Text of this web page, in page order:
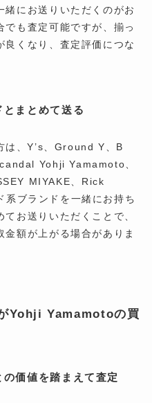
緒にお送りいただくのがお
も査定可能ですが、揃っ
良くなり、査定評価につな
まとめて送る
、Y’s、Ground Y、B
Yohji Yamamoto、
MIYAKE、Rick
ブランドを一緒にお持ち
お送りいただくことで、
金額が上がる場合がありま
Yohji Yamamotoの買
価値を踏まえて査定